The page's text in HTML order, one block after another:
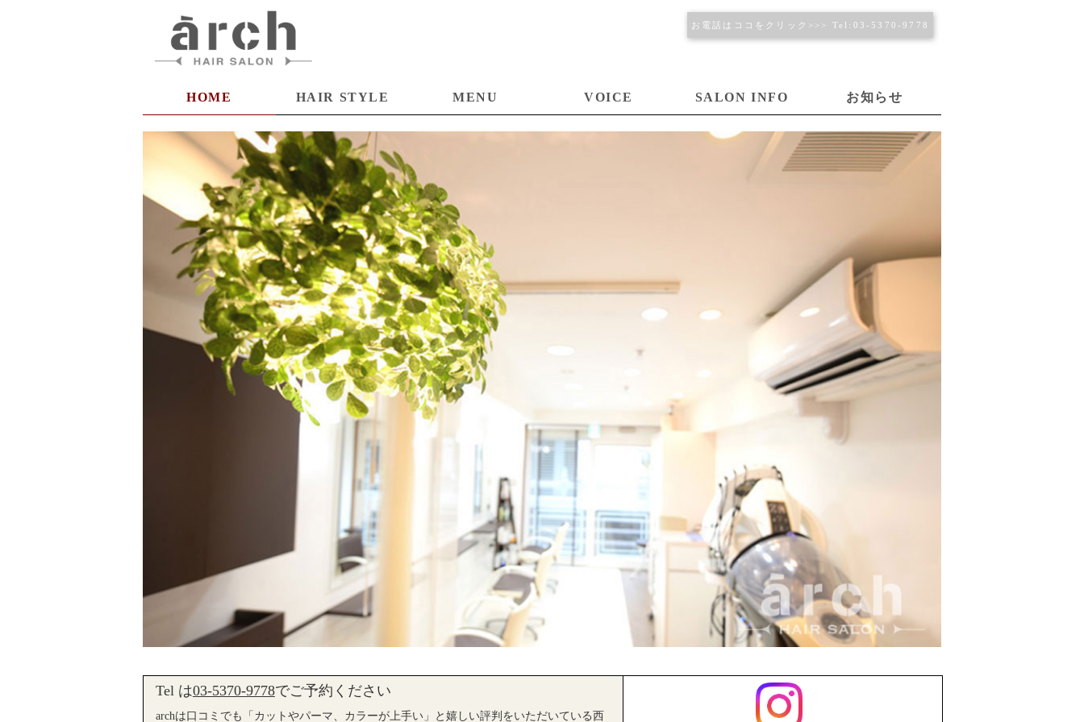
お電話はココをクリック>>> Tel:03-5370-9778
HOME HAIR STYLE MENU VOICE SALON INFO お知らせ
Tel は03-5370-9778でご予約ください
archは口コミでも「カットやパーマ、カラーが上手い」と嬉しい評判をいただいている西